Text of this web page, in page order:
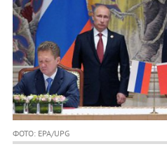
ФОТО: EPA/UPG